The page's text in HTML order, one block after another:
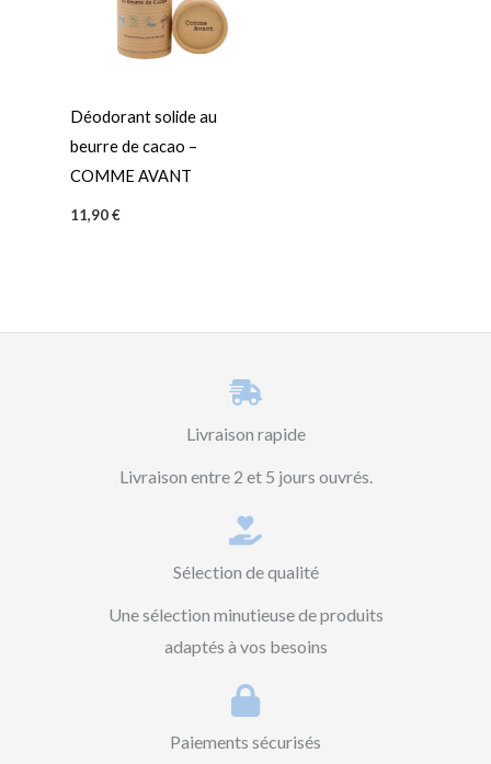
Déodorant solide au
beurre de cacao –
COMME AVANT
11,90€
Livraison rapide
Livraison entre 2 et 5 jours ouvrés.
Sélection de qualité
Une sélection minutieuse de produits
adaptés à vos besoins
Paiements sécurisés